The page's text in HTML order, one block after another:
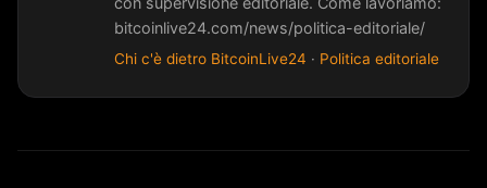
bitcoinlive24.com/news/politica-editoriale/
Chi c'è dietro BitcoinLive24 · Politica editoriale